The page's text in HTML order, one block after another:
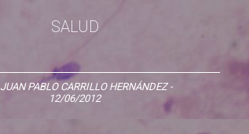
SALUD
JUAN PABLO CARRILLO HERNÁNDEZ-
12/06/2012